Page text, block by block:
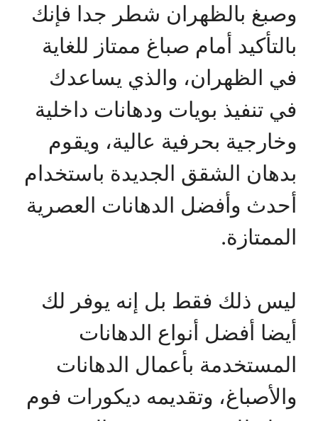
وصبغ بالظهران شطر جدا فإنك
بالتأكيد أمام صباغ ممتاز للغاية
في الظهران، والذي يساعدك
في تنفيذ بويات ودهانات داخلية
وخارجية بحرفية عالية، ويقوم
بدهان الشقق الجديدة باستخدام
أحدث وأفضل الدهانات العصرية
الممتازة.
ليس ذلك فقط بل إنه يوفر لك
أيضا أفضل أنواع الدهانات
المستخدمة بأعمال الدهانات
والأصباغ، وتقديمه ديكورات فوم